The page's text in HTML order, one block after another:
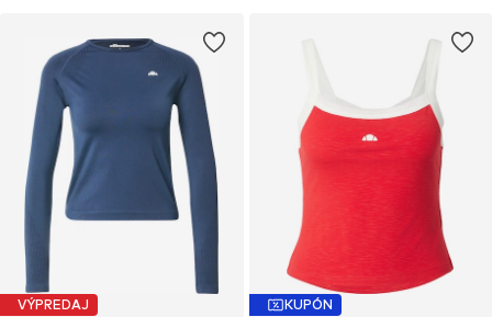
VÝPREDAJ KUPÓN